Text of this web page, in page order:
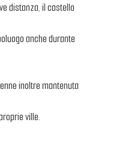
distanza, il castello
anche durante
inoltre mantenuta
ville.